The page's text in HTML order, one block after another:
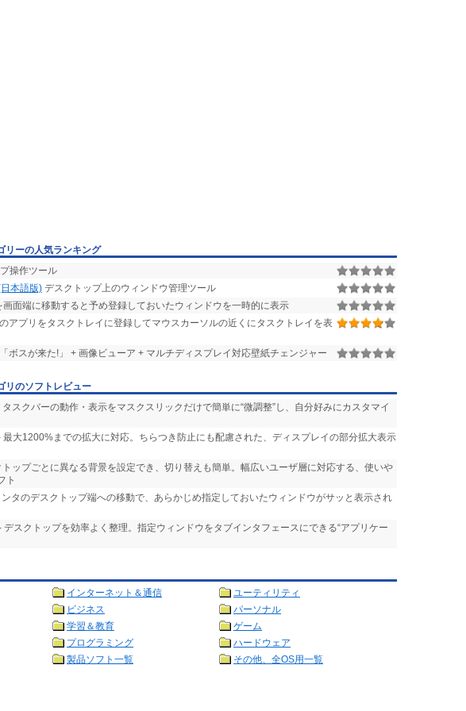
リーの人気ランキング
操作ツール
本語版) デスクトップ上のウィンドウ管理ツール
画面端に移動すると予め登録しておいたウィンドウを一時的に表示
アプリをタスクトレイに登録してマウスカーソルの近くにタスクトレイを表
「ボスが来た!」 + 画像ビューア + マルチディスプレイ対応壁紙チェンジャー
リのソフトレビュー
タスクバーの動作・表示をマスクスリックだけで簡単に“微調整”し、自分好みにカスタマイ
最大1200%までの拡大に対応。ちらつき防止にも配慮された、ディスプレイの部分拡大表示
トップごとに異なる背景を設定でき、切り替えも簡単。幅広いユーザ層に対応する、使いや
ト
タのデスクトップ端への移動で、あらかじめ指定しておいたウィンドウがサッと表示され
デスクトップを効率よく整理。指定ウィンドウをタブインタフェースにできる“アプリケー
インターネット＆通信
ユーティリティ
ビジネス
パーソナル
学習＆教育
ゲーム
プログラミング
ハードウェア
製品ソフト一覧 その他、全OS用一覧